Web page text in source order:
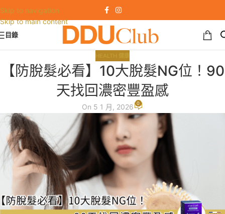
Skip to navigation
Skip to main content
目錄
【防脫髮必看】10大脫髮NG位！90
天找回濃密豐盈感
On 5 1 月, 2026 0